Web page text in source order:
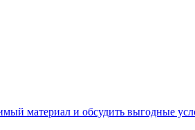
материал и обсудить выгодные